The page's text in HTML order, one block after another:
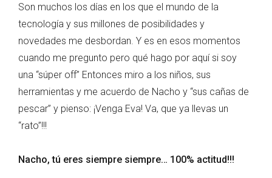
Son muchos los días en los que el mundo de la
tecnología y sus millones de posibilidades y
novedades me desbordan. Y es en esos momentos
cuando me pregunto pero qué hago por aquí si soy
una “súper off” Entonces miro a los niños, sus
herramientas y me acuerdo de Nacho y “sus cañas de
pescar” y pienso: ¡Venga Eva! Va, que ya llevas un
“rato”!!!
Nacho, tú eres siempre siempre… 100% actitud!!!